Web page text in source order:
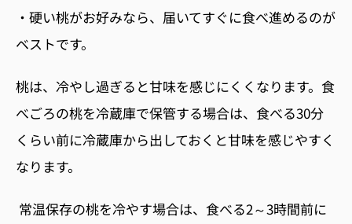
・硬い桃がお好みなら、届いてすぐに食べ進めるのが
ベストです。
桃は、冷やし過ぎると甘味を感じにくくなります。食
べごろの桃を冷蔵庫で保管する場合は、食べる30分
くらい前に冷蔵庫から出しておくと甘味を感じやすく
なります。
常温保存の桃を冷やす場合は、食べる2～3時間前に